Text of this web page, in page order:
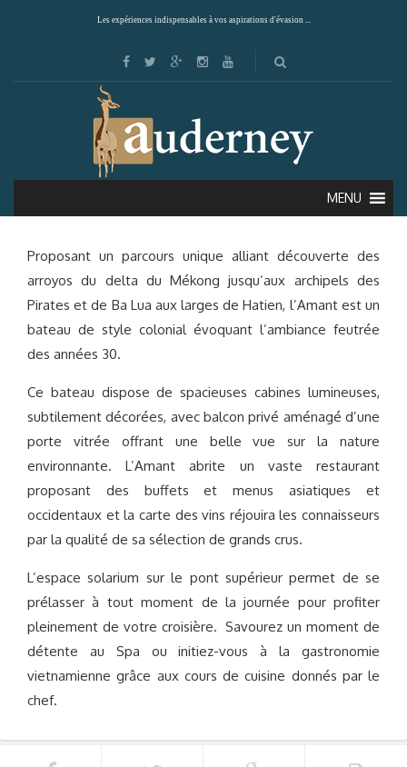
Les expériences indispensables à vos aspirations d'évasion ...
MENU
L’AMANT (DELTA DU MÉKONG)
Proposant un parcours unique alliant découverte des
arroyos du delta du Mékong jusqu’aux archipels des
Pirates et de Ba Lua aux larges de Hatien, l’Amant est un
bateau de style colonial évoquant l’ambiance feutrée
des années 30.
Ce bateau dispose de spacieuses cabines lumineuses,
subtilement décorées, avec balcon privé aménagé d’une
porte vitrée offrant une belle vue sur la nature
environnante. L’Amant abrite un vaste restaurant
proposant des buffets et menus asiatiques et
occidentaux et la carte des vins réjouira les connaisseurs
par la qualité de sa sélection de grands crus.
L’espace solarium sur le pont supérieur permet de se
prélasser à tout moment de la journée pour profiter
pleinement de votre croisière. Savourez un moment de
détente au Spa ou initiez-vous à la gastronomie
vietnamienne grâce aux cours de cuisine donnés par le
chef.